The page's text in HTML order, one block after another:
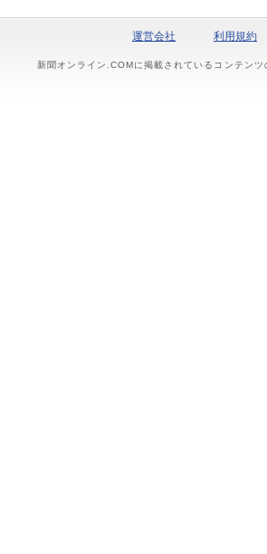
運営会社 利用規約
新聞オンライン.COMに掲載されているコンテン